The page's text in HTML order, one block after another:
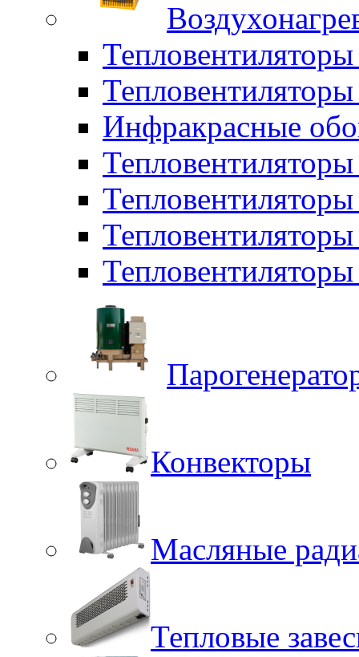
Тепловентиляторы
Инфракрасные
Конвекторы
Масляные
Тепловые